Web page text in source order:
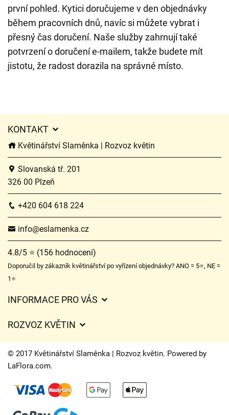
první pohled. Kytici doručujeme v den objednávky
během pracovních dnů, navíc si můžete vybrat i
přesný čas doručení. Naše služby zahrnují také
potvrzení o doručení e-mailem, takže budete mít
jistotu, že radost dorazila na správné místo.
KONTAKT
Květinářství Slaměnka | Rozvoz květin
Slovanská tř. 201
326 00 Plzeň
+420 604 618 224
info@eslamenka.cz
4.8/5 ⭐ (156 hodnocení)
Doporučil by zákazník květinářství po vyřízení objednávky? ANO = 5⭐, NE =
1⭐
INFORMACE PRO VÁS
Ochrana osobních údajů
Často kladené dotazy
Časy doručení květin – přehled možností
Úpravy hrobů
ROZVOZ KVĚTIN
Ceny za doručení
Kam doručujeme květiny
Kontakt
© 2017 Květinářství Slaměnka | Rozvoz květin. Powered by
LaFlora.com.